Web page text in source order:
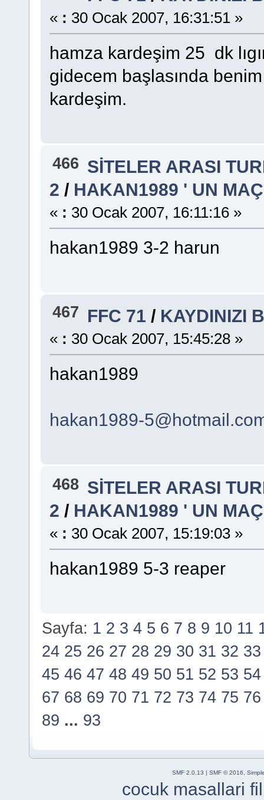
« : 30 Ocak 2007, 16:31:51 »
hamza kardeşim 25 dk
gidecem başlasında
kardeşim.
466 SİTELER ARASI
2 / HAKAN1989 ' UN
« : 30 Ocak 2007, 16:11:16 »
hakan1989 3-2 harun
467 FFC 71 / KAYDINIZI
« : 30 Ocak 2007, 15:45:28 »
hakan1989
hakan1989-
468 SİTELER ARASI
2 / HAKAN1989 ' UN
« : 30 Ocak 2007, 15:19:03 »
hakan1989 5-3 reaper
Sayfa: 1 2 3 4 5 6 7 8 9 10 11
24 25 26 27 28 29 30 31 32 33
45 46 47 48 49 50 51 52 53 54
67 68 69 70 71 72 73 74 75 76
89 ... 93
SMF 2.0.13 | SMF © 2016
cocuk masallari